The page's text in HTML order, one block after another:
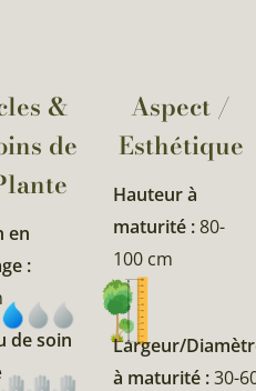
&
de
en
:
de soin
Aspect /
Esthétique
Hauteur à
maturité :80-
100 cm
Largeur/
à maturité :30-